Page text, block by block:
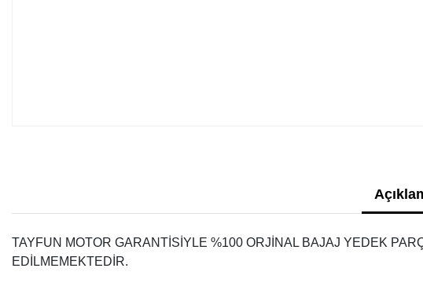
TAYFUN MOTOR GARANTİSİYLE %100 ORJİNAL BAJAJ YEDEK
EDİLMEMEKTEDİR.